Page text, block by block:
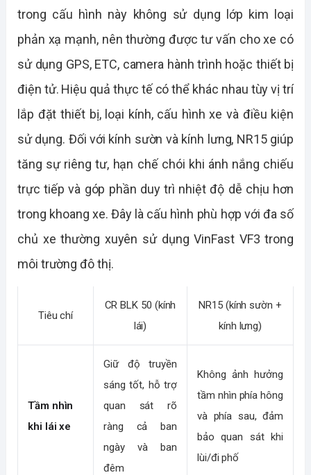
trong cấu hình này không sử dụng lớp kim loại
phản xạ mạnh, nên thường được tư vấn cho xe có
sử dụng GPS, ETC, camera hành trình hoặc thiết bị
điện tử. Hiệu quả thực tế có thể khác nhau tùy vị trí
lắp đặt thiết bị, loại kính, cấu hình xe và điều kiện
sử dụng. Đối với kính sườn và kính lưng, NR15 giúp
tăng sự riêng tư, hạn chế chói khi ánh nắng chiếu
trực tiếp và góp phần duy trì nhiệt độ dễ chịu hơn
trong khoang xe. Đây là cấu hình phù hợp với đa số
chủ xe thường xuyên sử dụng VinFast VF3 trong
môi trường đô thị.
Tiêu chí
CR BLK 50 (kính
lái)
NR15 (kính sườn +
kính lưng)
Tầm nhìn
khi lái xe
Giữ độ truyền
sáng tốt, hỗ trợ
quan sát rõ
ràng cả ban
ngày và ban
đêm
Không ảnh hưởng
tầm nhìn phía hông
và phía sau, đảm
bảo quan sát khi
lùi/đi phố